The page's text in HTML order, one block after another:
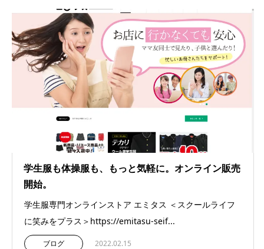
学生服も体操服も、もっと気軽に。オンライン販売
開始。
学生服専門オンラインストア エミタス ＜スクールライフ
に笑みをプラス＞https://emitasu-seif...
ブログ 2022.02.15